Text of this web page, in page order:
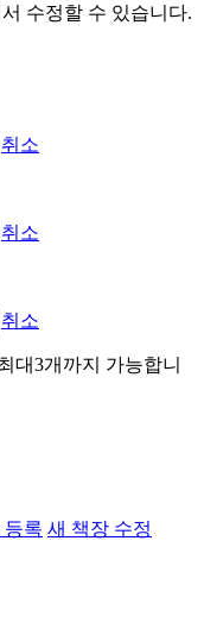
수정할 수 있습니다.
취소
취소
취소
대3개까지 가능합니
등록 새 책장 수정